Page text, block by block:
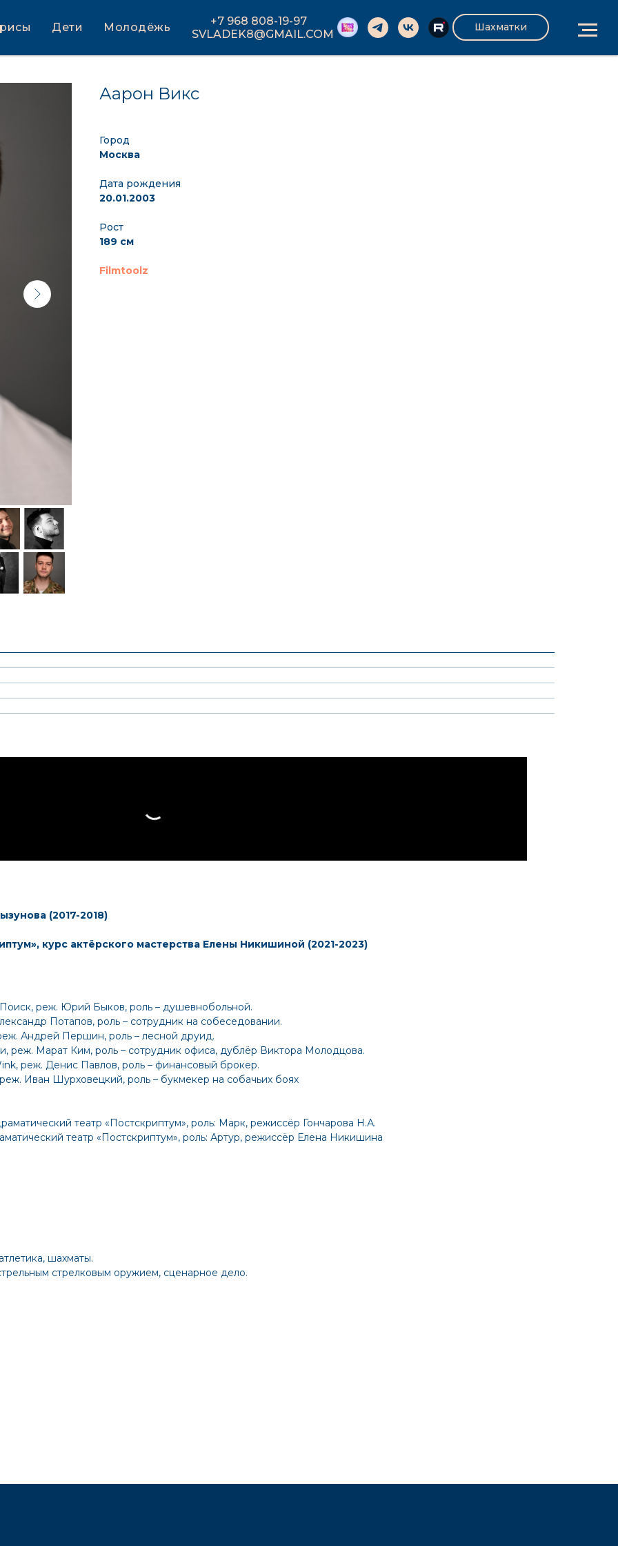
Дети Молодёжь
+7 968 808-19-97
SVLADEK8@GMAIL.COM
Шахматки
Аарон Викс
Город
Москва
Дата рождения
20.01.2003
Рост
189 см
Filmtoolz
(2017-2018)
курс актёрского мастерства Елены Никишиной (2021-2023)
реж. Юрий Быков, роль – душевнобольной.
Потапов, роль – сотрудник на собеседовании.
Андрей Першин, роль – лесной друид.
реж. Марат Ким, роль – сотрудник офиса, дублёр Виктора Молодцова.
реж. Денис Павлов, роль – финансовый брокер.
Иван Шурховецкий, роль – букмекер на собачьих боях
театр «Постскриптум», роль: Марк, режиссёр Гончарова Н.А.
театр «Постскриптум», роль: Артур, режиссёр Елена Никишина
шахматы.
стрелковым оружием, сценарное дело.